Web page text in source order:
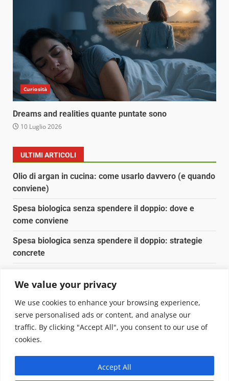
We value your privacy
We use cookies to enhance your browsing experience,
serve personalised ads or content, and analyse our
traffic. By clicking "Accept All", you consent to our use of
cookies.
Accept All
Curiosità
Dreams and realities quante puntate sono
10 Luglio 2026
ULTIMI ARTICOLI
Olio di argan in cucina: come usarlo davvero (e quando
conviene)
Spesa biologica senza spendere il doppio: dove e
come conviene
Spesa biologica senza spendere il doppio: strategie
concrete
Pulizia naturale della casa: 3 ingredienti che
sostituiscono 10 prodotti chimici
Copyright © 2025 Biopianeta.it proprietà di Jws Media
Questo blog non è una testata giornalistica, in quanto
viene aggiornato senza alcuna periodicità. Non può